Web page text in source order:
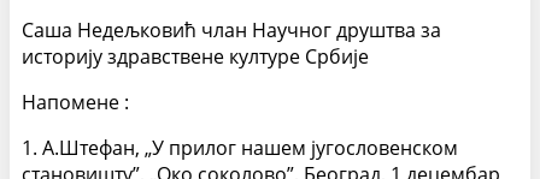
Саша Недељковић члан Научног друштва за
историју здравствене културе Србије
Напомене :
1. А.Штефан, „У прилог нашем југословенском